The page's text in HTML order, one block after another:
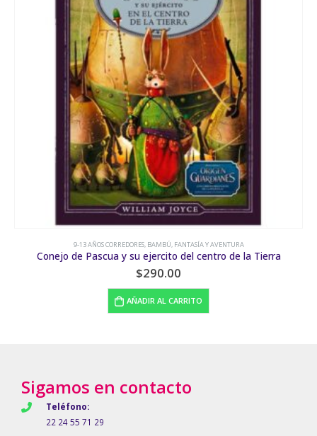
BAMBÚ, FANTASÍA Y AVENTURA
y su ejercito del centro de la Tierra
Sigamos en contacto
Teléfono:
22 24 55 71 29